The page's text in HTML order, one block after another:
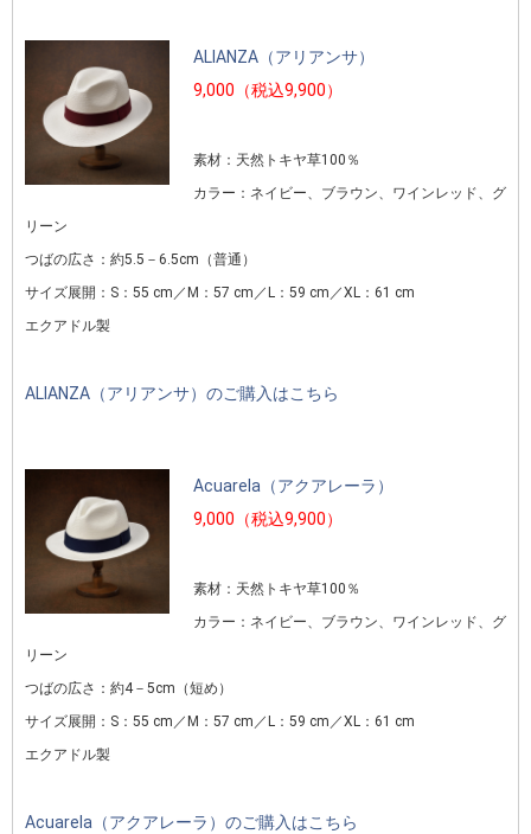
ALIANZA（アリアンサ）
9,000（税込9,900）
素材：天然トキヤ草100％
カラー：ネイビー、ブラウン、ワインレッド、グ
リーン
つばの広さ：約5.5－6.5cm（普通）
サイズ展開：S：55 cm／M：57 cm／L：59 cm／XL：61 cm
エクアドル製
ALIANZA（アリアンサ）のご購入はこちら
Acuarela（アクアレーラ）
9,000（税込9,900）
素材：天然トキヤ草100％
カラー：ネイビー、ブラウン、ワインレッド、グ
リーン
つばの広さ：約4－5cm（短め）
サイズ展開：S：55 cm／M：57 cm／L：59 cm／XL：61 cm
エクアドル製
Acuarela（アクアレーラ）のご購入はこちら